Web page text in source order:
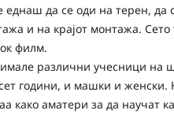
еднаш да се оди на терен, да
и на крајот монтажа. Сето
филм.
различни учесници на
години, и машки и женски.
како аматери за да научат